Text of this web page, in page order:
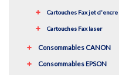
Cartouches Fax jet d'encre
Cartouches Fax laser
Consommables CANON
Consommables EPSON